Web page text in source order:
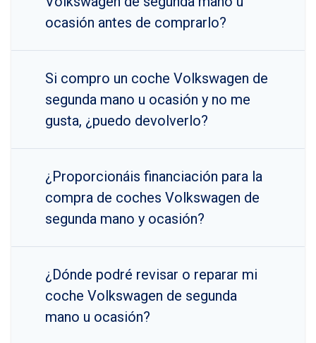
ocasión antes de comprarlo?
Si compro un coche Volkswagen de
segunda mano u ocasión y no me
gusta, ¿puedo devolverlo?
¿Proporcionáis financiación para la
compra de coches Volkswagen de
segunda mano y ocasión?
¿Dónde podré revisar o reparar mi
coche Volkswagen de segunda
mano u ocasión?